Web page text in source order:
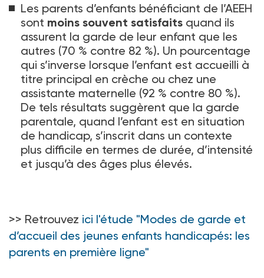
Les parents d’enfants bénéficiant de l’AEEH
sont moins souvent satisfaits quand ils
assurent la garde de leur enfant que les
autres (70 % contre 82 %). Un pourcentage
qui s’inverse lorsque l’enfant est accueilli à
titre principal en crèche ou chez une
assistante maternelle (92 % contre 80 %).
De tels résultats suggèrent que la garde
parentale, quand l’enfant est en situation
de handicap, s’inscrit dans un contexte
plus difficile en termes de durée, d’intensité
et jusqu’à des âges plus élevés.
>> Retrouvez ici l'étude "Modes de garde et
d’accueil des jeunes enfants handicapés: les
parents en première ligne"